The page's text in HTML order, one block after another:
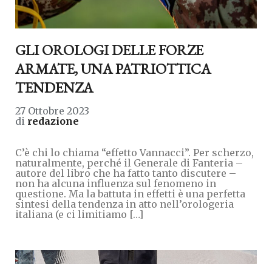
GLI OROLOGI DELLE FORZE
ARMATE, UNA PATRIOTTICA
TENDENZA
27 Ottobre 2023
di redazione
C’è chi lo chiama “effetto Vannacci”. Per scherzo,
naturalmente, perché il Generale di Fanteria –
autore del libro che ha fatto tanto discutere –
non ha alcuna influenza sul fenomeno in
questione. Ma la battuta in effetti è una perfetta
sintesi della tendenza in atto nell’orologeria
italiana (e ci limitiamo […]